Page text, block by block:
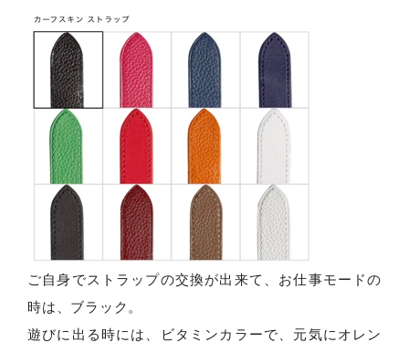
ご自身でストラップの交換が出来て、お仕事モードの
時は、ブラック。
遊びに出る時には、ビタミンカラーで、元気にオレン